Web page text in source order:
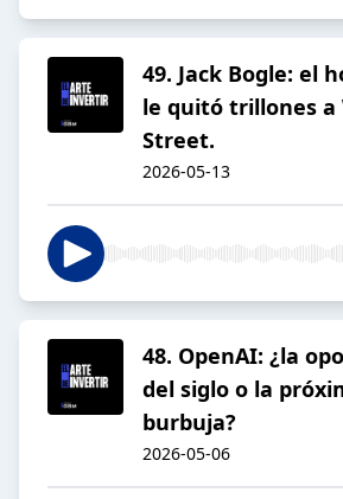
49. Jack Bogle: el
le quitó trillones a
Street.
2026-05-13
48. OpenAI: ¿la
del siglo o la
burbuja?
2026-05-06